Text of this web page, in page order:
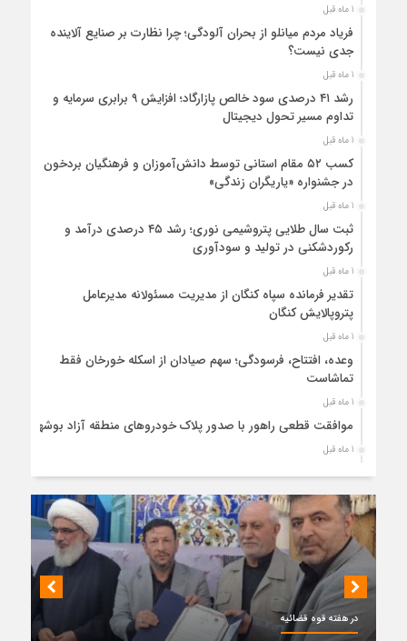
1 ماه قبل
فریاد مردم میانلو از بحران آلودگی؛ چرا نظارت بر صنایع آلاینده
جدی نیست؟
1 ماه قبل
رشد ۴۱ درصدی سود خالص پازارگاد؛ افزایش ۹ برابری سرمایه و
تداوم مسیر تحول دیجیتال
1 ماه قبل
کسب ۵۲ مقام استانی توسط دانش‌آموزان و فرهنگیان بردخون
در جشنواره «یاریگران زندگی»
1 ماه قبل
ثبت سال طلایی پتروشیمی نوری؛ رشد ۴۵ درصدی درآمد و
رکوردشکنی در تولید و سودآوری
1 ماه قبل
تقدیر فرمانده سپاه کنگان از مدیریت مسئولانه مدیرعامل
پتروپالایش کنگان
1 ماه قبل
وعده، افتتاح، فرسودگی؛ سهم صیادان از اسکله خورخان فقط
تماشاست
1 ماه قبل
موافقت قطعی راهور با صدور پلاک خودروهای منطقه آزاد بوشهر
1 ماه قبل
حضور میدانی واحد ثبتی دیر در آبدان؛ ارائه خدمات و نقشه‌برداری
رایگان برای کاهش مراجعات مردمی
1 ماه قبل
دبیر ستاد بزرگداشت هفته دولت در استان بوشهر منصوب شد
کمربندی دیر؛ مسیر نجاتی که در بن‌بست ترک‌فعل‌ها مانده است
پتروشیمی نوری بر سکوی طلای BRICS 2026 ایستاد
در هفته قوه قضائیه